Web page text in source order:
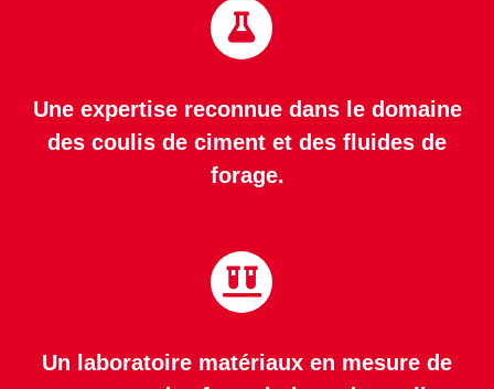
Une expertise reconnue dans le domaine
des coulis de ciment et des fluides de
forage.
Un laboratoire matériaux en mesure de